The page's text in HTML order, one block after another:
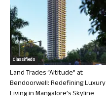
Classifieds
Land Trades “Altitude” at
Bendoorwell: Redefining Luxury
Living in Mangalore’s Skyline